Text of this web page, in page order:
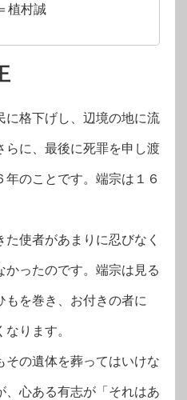
植村誠
に格下げし、辺境の地に流
らに、最後に死罪を申し渡
年のことです。端宗は１６
使者があまりに忍びなく
かったのです。端宗は見る
もを巻き、お付きの者に
なります。
その遺体を葬ってはいけな
、心ある有志が「それはあ